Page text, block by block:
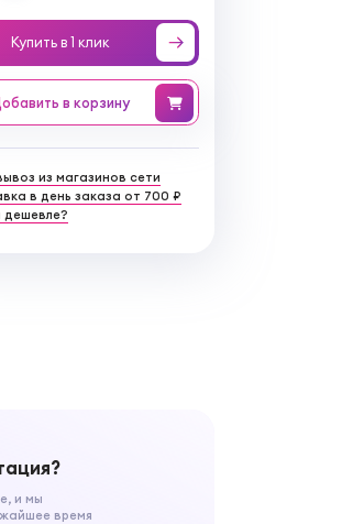
Купить в 1 клик
в корзину
из магазинов сети
в день заказа от 700 ₽
дешевле?
и мы
время